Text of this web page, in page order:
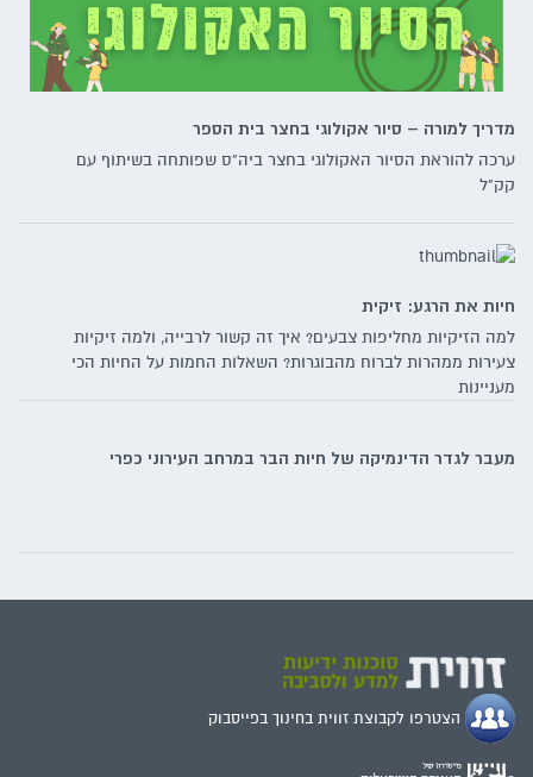
מדריך למורה – סיור אקולוגי בחצר בית הספר
ערכה להוראת הסיור האקולוגי בחצר ביה"ס שפותחה בשיתוף עם
קק"ל
חיות את הרגע: זיקית
למה הזיקיות מחליפות צבעים? איך זה קשור לרבייה, ולמה זיקיות
צעירות ממהרות לברוח מהבוגרות? השאלות החמות על החיות הכי
מעניינות
מעבר לגדר הדינמיקה של חיות הבר במרחב העירוני כפרי
הצטרפו לקבוצת זווית בחינוך בפייסבוק